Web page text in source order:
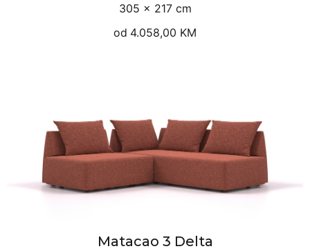
305 × 217 cm
od 4.058,00 KM
Matacao 3 Delta